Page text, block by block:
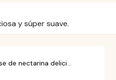
y súper suave.
Mousse de nectarina deliciosa y súper suave.